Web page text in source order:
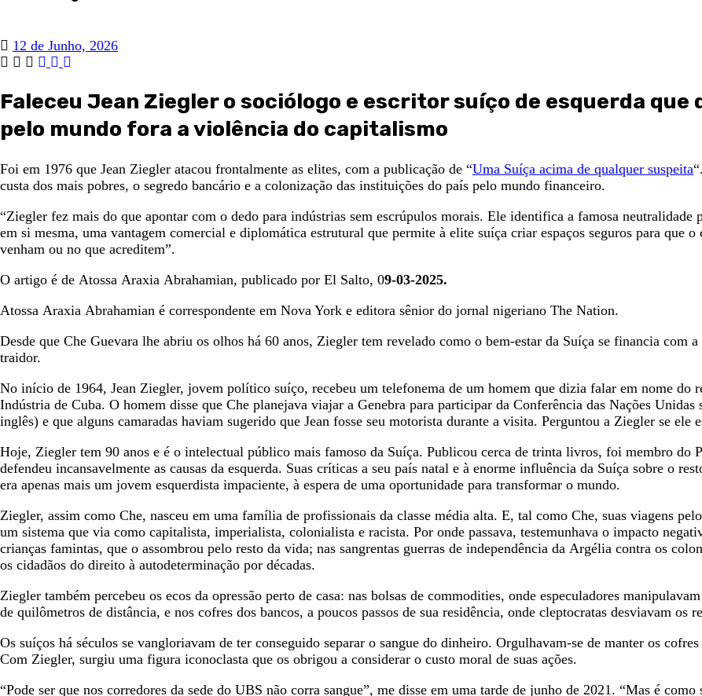
12 de Junho, 2026
Faleceu Jean Ziegler o sociólogo e escritor suíço de esquerda que
pelo mundo fora a violência do capitalismo
Foi em 1976 que Jean Ziegler atacou frontalmente as elites, com a publicação de “Uma Suíça acima de qualquer suspeita
custa dos mais pobres, o segredo bancário e a colonização das instituições do país pelo mundo financeiro.
“Ziegler fez mais do que apontar com o dedo para indústrias sem escrúpulos morais. Ele identifica a famosa
em si mesma, uma vantagem comercial e diplomática estrutural que permite à elite suíça criar espaços seguros para que
venham ou no que acreditem”.
O artigo é de Atossa Araxia Abrahamian, publicado por El Salto, 09-03-2025.
Atossa Araxia Abrahamian é correspondente em Nova York e editora sênior do jornal nigeriano The Nation.
Desde que Che Guevara lhe abriu os olhos há 60 anos, Ziegler tem revelado como o bem-estar da Suíça se financia com
traidor.
No início de 1964, Jean Ziegler, jovem político suíço, recebeu um telefonema de um homem que dizia falar em nome do
Indústria de Cuba. O homem disse que Che planejava viajar a Genebra para participar da Conferência das Nações
inglês) e que alguns camaradas haviam sugerido que Jean fosse seu motorista durante a visita. Perguntou a Ziegler se ele
Hoje, Ziegler tem 90 anos e é o intelectual público mais famoso da Suíça. Publicou cerca de trinta livros, foi membro do
defendeu incansavelmente as causas da esquerda. Suas críticas a seu país natal e à enorme influência da Suíça sobre o
era apenas mais um jovem esquerdista impaciente, à espera de uma oportunidade para transformar o mundo.
Ziegler, assim como Che, nasceu em uma família de profissionais da classe média alta. E, tal como Che, suas viagens
um sistema que via como capitalista, imperialista, colonialista e racista. Por onde passava, testemunhava o impacto
crianças famintas, que o assombrou pelo resto da vida; nas sangrentas guerras de independência da Argélia contra os
os cidadãos do direito à autodeterminação por décadas.
Ziegler também percebeu os ecos da opressão perto de casa: nas bolsas de commodities, onde especuladores
de quilômetros de distância, e nos cofres dos bancos, a poucos passos de sua residência, onde cleptocratas desviavam os
Os suíços há séculos se vangloriavam de ter conseguido separar o sangue do dinheiro. Orgulhavam-se de manter os
Com Ziegler, surgiu uma figura iconoclasta que os obrigou a considerar o custo moral de suas ações.
“Pode ser que nos corredores da sede do UBS não corra sangue”, me disse em uma tarde de junho de 2021. “Mas é